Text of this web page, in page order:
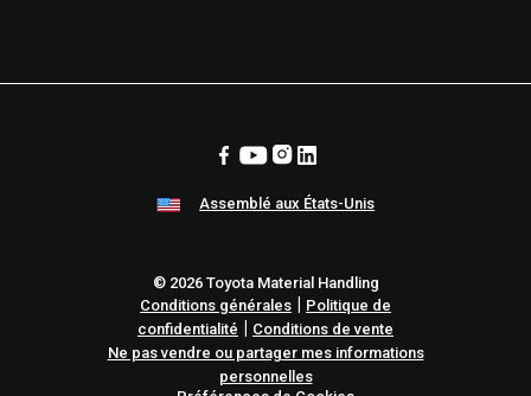
Assemblé aux États-Unis
© 2026 Toyota Material Handling
Conditions générales | Politique de
confidentialité | Conditions de vente
Ne pas vendre ou partager mes informations
personnelles